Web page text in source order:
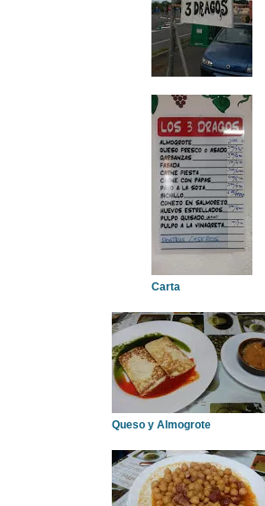
Carta
Queso y Almogrote